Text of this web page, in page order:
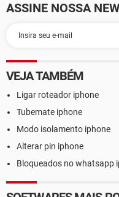
ASSINE NOSSA
VEJA TAMBÉM
Ligar roteador iphone
Tubemate iphone
Modo isolamento iphone
Alterar pin iphone
Bloqueados no whatsapp